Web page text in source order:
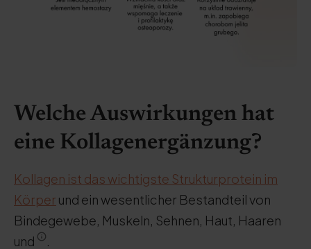
Welche Auswirkungen hat
eine Kollagenergänzung?
Kollagen ist das wichtigste Strukturprotein im
Körper und ein wesentlicher Bestandteil von
Bindegewebe, Muskeln, Sehnen, Haut, Haaren
und